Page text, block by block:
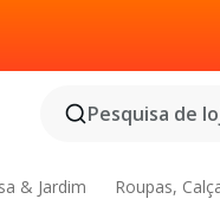
Pesquisa de
& Jardim Roupas,